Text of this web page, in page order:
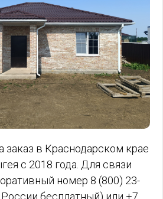
заказ в Краснодарском крае
с 2018 года. Для связи
номер 8 (800) 23-
бесплатный) или +7